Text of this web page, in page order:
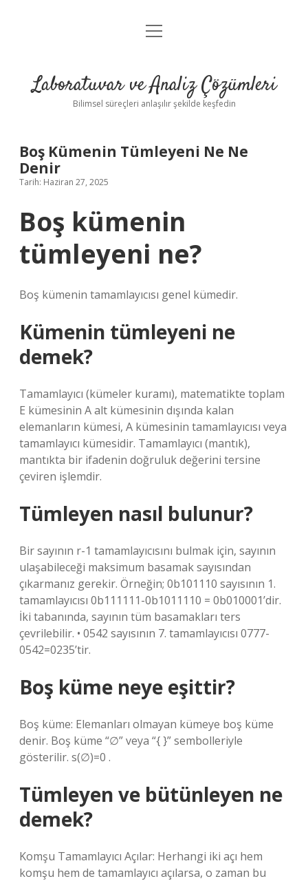
Anasayfa
Yasal Uyarı
menüyü
Laboratuvar ve Analiz Çözümleri
Bilimsel süreçleri anlaşılır şekilde keşfedin
Boş Kümenin Tümleyeni Ne Ne
Denir
Tarih: Haziran 27, 2025
Boş kümenin
tümleyeni ne?
Boş kümenin tamamlayıcısı genel kümedir.
Kümenin tümleyeni ne
demek?
Tamamlayıcı (kümeler kuramı), matematikte toplam
E kümesinin A alt kümesinin dışında kalan
elemanların kümesi, A kümesinin tamamlayıcısı veya
tamamlayıcı kümesidir. Tamamlayıcı (mantık),
mantıkta bir ifadenin doğruluk değerini tersine
çeviren işlemdir.
Tümleyen nasıl bulunur?
Bir sayının r-1 tamamlayıcısını bulmak için, sayının
ulaşabileceği maksimum basamak sayısından
çıkarmanız gerekir. Örneğin; 0b101110 sayısının 1.
tamamlayıcısı 0b111111-0b1011110 = 0b010001’dir.
İki tabanında, sayının tüm basamakları ters
çevrilebilir. • 0542 sayısının 7. tamamlayıcısı 0777-
0542=0235’tir.
Boş küme neye eşittir?
Boş küme: Elemanları olmayan kümeye boş küme
denir. Boş küme “∅” veya “{ }” sembolleriyle
gösterilir. s(∅)=0 .
Tümleyen ve bütünleyen ne
demek?
Komşu Tamamlayıcı Açılar: Herhangi iki açı hem
komşu hem de tamamlayıcı açılarsa, o zaman bu